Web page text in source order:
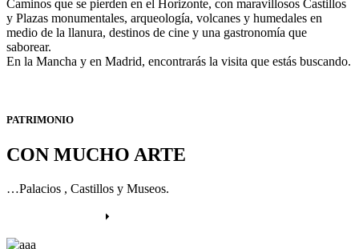
Caminos que se pierden en el Horizonte, con maravillosos Castillos
y Plazas monumentales, arqueología, volcanes y humedales en
medio de la llanura, destinos de cine y una gastronomía que
saborear.
En la Mancha y en Madrid, encontrarás la visita que estás buscando.
PATRIMONIO
CON MUCHO ARTE
…Palacios , Castillos y Museos.